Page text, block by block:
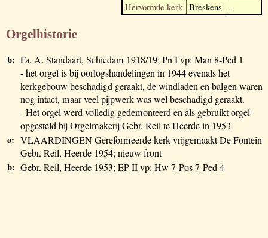
Hervormde kerk Breskens -
Orgelhistorie
b: Fa. A. Standaart, Schiedam 1918/19; Pn I vp: Man 8-Ped 1
- het orgel is bij oorlogshandelingen in 1944 evenals het
kerkgebouw beschadigd geraakt, de windladen en balgen waren
nog intact, maar veel pijpwerk was wel beschadigd geraakt.
- Het orgel werd volledig gedemonteerd en als gebruikt orgel
opgesteld bij Orgelmakerij Gebr. Reil te Heerde in 1953
o: VLAARDINGEN Gereformeerde kerk vrijgemaakt De Fontein
Gebr. Reil, Heerde 1954; nieuw front
b: Gebr. Reil, Heerde 1953; EP II vp: Hw 7-Pos 7-Ped 4